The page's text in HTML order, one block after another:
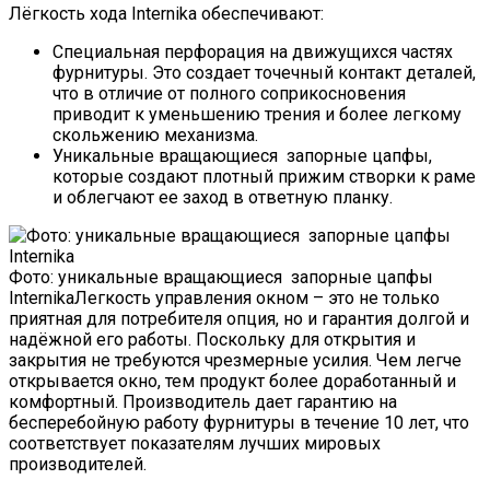
Лёгкость хода Internika обеспечивают:
Специальная перфорация на движущихся частях
фурнитуры. Это создает точечный контакт деталей,
что в отличие от полного соприкосновения
приводит к уменьшению трения и более легкому
скольжению механизма.
Уникальные вращающиеся запорные цапфы,
которые создают плотный прижим створки к раме
и облегчают ее заход в ответную планку.
Фото: уникальные вращающиеся запорные цапфы
InternikaЛегкость управления окном – это не только
приятная для потребителя опция, но и гарантия долгой и
надёжной его работы. Поскольку для открытия и
закрытия не требуются чрезмерные усилия. Чем легче
открывается окно, тем продукт более доработанный и
комфортный. Производитель дает гарантию на
бесперебойную работу фурнитуры в течение 10 лет, что
соответствует показателям лучших мировых
производителей.